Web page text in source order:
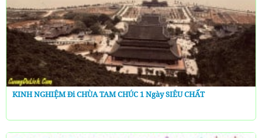
KINH NGHIỆM Đi CHÙA TAM CHÚC 1 Ngày SIÊU CHẤT